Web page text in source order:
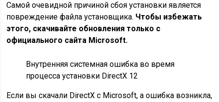
Самой очевидной причиной сбоя установки является
повреждение файла установщика. Чтобы избежать
этого, скачивайте обновления только с
официального сайта Microsoft.
Внутренняя системная ошибка во время
процесса установки DirectX 12
Если вы скачали DirectX с Microsoft, а ошибка возникла,